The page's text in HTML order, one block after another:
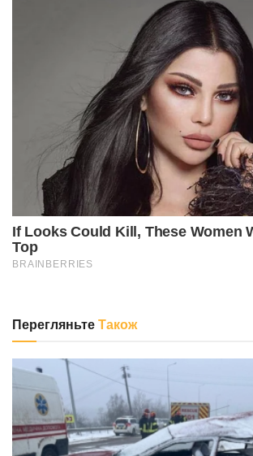
ПерегляньтеТакож